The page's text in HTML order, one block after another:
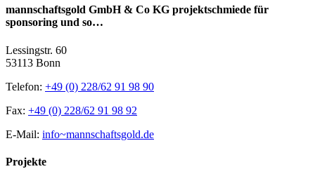
mannschaftsgold GmbH & Co KG projektschmiede für
sponsoring und so…
Lessingstr. 60
53113 Bonn
Telefon: +49 (0) 228/62 91 98 90
Fax: +49 (0) 228/62 91 98 92
E-Mail: info~mannschaftsgold.de
Projekte